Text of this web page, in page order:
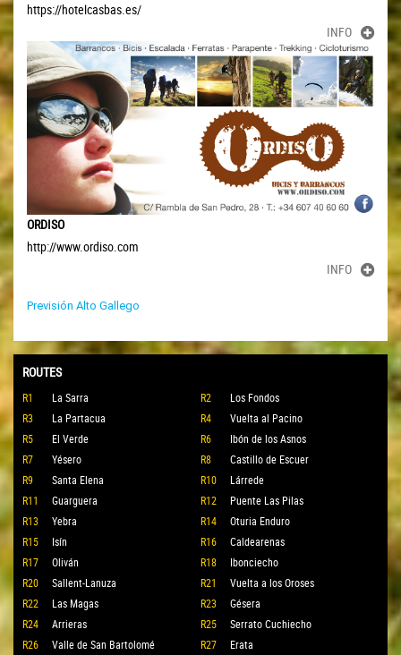
https://hotelcasbas.es/
INFO
ORDISO
http://www.ordiso.com
INFO
Previsión Alto Gallego
ROUTES
R1 La Sarra R2
Los Fondos
R3
La Partacua R4
Vuelta al Pacino
R5
El Verde R6
Ibón de los Asnos
R7
Yésero R8
Castillo de Escuer
R9
Santa Elena R10
Lárrede
R11
Guarguera R12
Puente Las Pilas
R13
Yebra R14
Oturia Enduro
R15
Isín R16
Caldearenas
R17
Oliván R18
Ibonciecho
R20
Sallent-Lanuza R21
Vuelta a los Oroses
R22
Las Magas R23
Gésera
R24
Arrieras R25
Serrato Cuchiecho
R26
Valle de San Bartolomé R27
Erata